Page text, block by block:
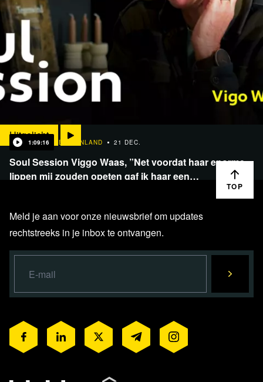
Uitgelicht
1:09:16 BINNENLAND 21 DEC.
Soul Session Viggo Waas, ”Net voordat haar enorme
lippen mij zouden opeten gaf ik haar een…
TOP
Meld je aan voor onze nieuwsbrief om updates
rechtstreeks in je inbox te ontvangen.